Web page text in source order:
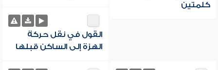
كلمتين
القول في نقل حركة
الهزة إلى الساكن قبلها